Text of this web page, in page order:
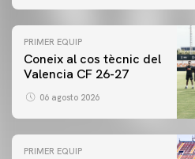
PRIMER EQUIP
Coneix al cos tècnic del
Valencia CF 26-27
06 agosto 2026
PRIMER EQUIP